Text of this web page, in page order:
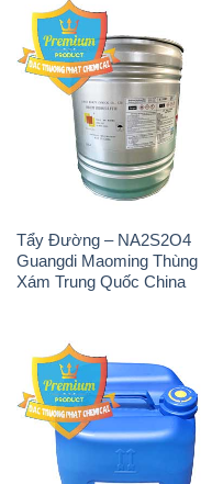
Tẩy Đường – NA2S2O4
Guangdi Maoming Thùng
Xám Trung Quốc China